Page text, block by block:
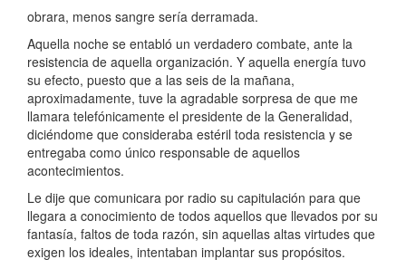
obrara, menos sangre sería derramada.
Aquella noche se entabló un verdadero combate, ante la
resistencia de aquella organización. Y aquella energía tuvo
su efecto, puesto que a las seis de la mañana,
aproximadamente, tuve la agradable sorpresa de que me
llamara telefónicamente el presidente de la Generalidad,
diciéndome que consideraba estéril toda resistencia y se
entregaba como único responsable de aquellos
acontecimientos.
Le dije que comunicara por radio su capitulación para que
llegara a conocimiento de todos aquellos que llevados por su
fantasía, faltos de toda razón, sin aquellas altas virtudes que
exigen los ideales, intentaban implantar sus propósitos.